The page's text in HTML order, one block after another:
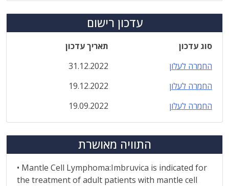
עדכון רישום
סוג עדכון
תאריך עדכון
החמרה לעלון
31.12.2022
החמרה לעלון
19.12.2022
החמרה לעלון
19.09.2022
התוויה מאושרת
• Mantle Cell Lymphoma:Imbruvica is indicated for
the treatment of adult patients with mantle cell